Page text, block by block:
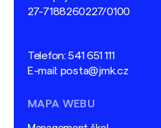
27-7188260227/0100
Telefon:541 651 111
E-mail: posta@jmk.cz
MAPA WEBU